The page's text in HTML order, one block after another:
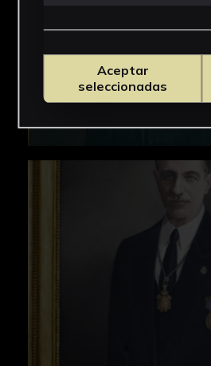
Aceptar
seleccionadas